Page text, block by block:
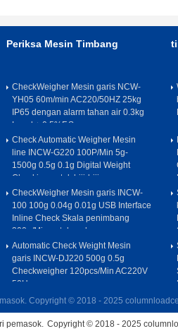
Periksa Mesin Timbang
CheckWeigher Mesin garis NCW-
YH05 60m/min AC220/50HZ 25kg
IP65 dengan alarm tahan air 0.3kg
Level + 0.5%F.S
Check Automatic Weigher Mesin
line INCW-G220 100P/Min 5g-
1500g 0.5g 0.1g Digital Weight
Checking untuk biji-bijian pangan
CheckWeigher Mesin garis INCW-
100 100g 0.04g 0.01g USB Interface
Inline Check Skala penimbang
300p/Min untuk makanan
Automatic Check Weight Mesin
garis INCW-DJ220 500g 0.5g
Checkweigher 120pcs/Min AC220V
50Hz
Copyright © 2018 - 2025
pemasok. Copyright © 2018 - 2025